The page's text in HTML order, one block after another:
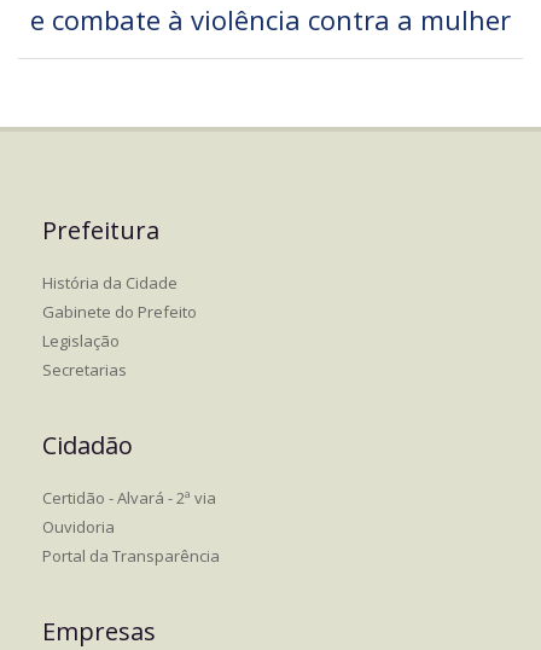
e combate à violência contra a mulher
Prefeitura
História da Cidade
Gabinete do Prefeito
Legislação
Secretarias
Cidadão
Certidão - Alvará - 2ª via
Ouvidoria
Portal da Transparência
Empresas